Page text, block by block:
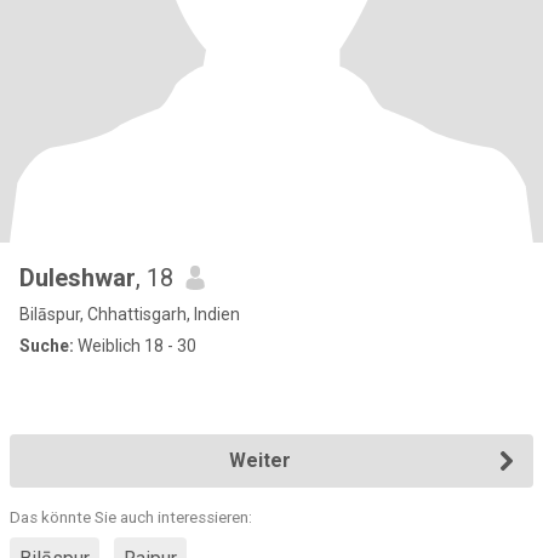
Duleshwar, 18
Bilāspur, Chhattisgarh, Indien
Suche: Weiblich 18 - 30
Weiter
Das könnte Sie auch interessieren: